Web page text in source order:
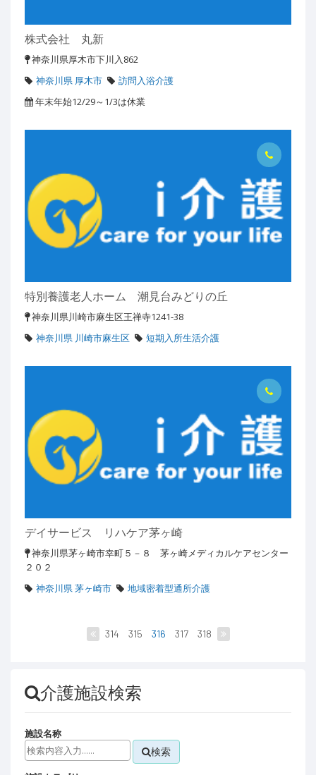
株式会社 丸新
神奈川県厚木市下川入862
神奈川県 厚木市
訪問入浴介護
年末年始12/29～1/3は休業
特別養護老人ホーム 潮見台みどりの丘
神奈川県川崎市麻生区王禅寺1241-38
神奈川県 川崎市麻生区
短期入所生活介護
デイサービス リハケア茅ヶ崎
神奈川県茅ヶ崎市幸町５－８ 茅ヶ崎メディカルケアセンター
２０２
神奈川県 茅ヶ崎市
地域密着型通所介護
314 315 316 317 318
介護施設検索
施設名称
検索